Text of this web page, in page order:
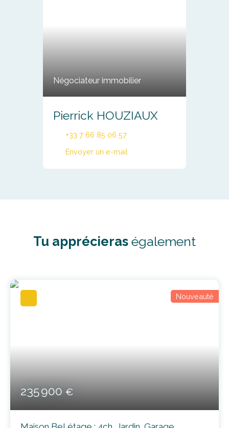
Négociateur immobilier
Pierrick HOUZIAUX
+33 7 66 85 06 57
Envoyer un e-mail
Tu apprécieras également
235 900€
Nouveauté